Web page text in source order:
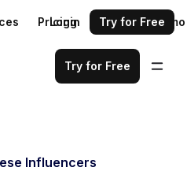
Pricing Request a demo
Login Try for Free
Try for Free
Influencers